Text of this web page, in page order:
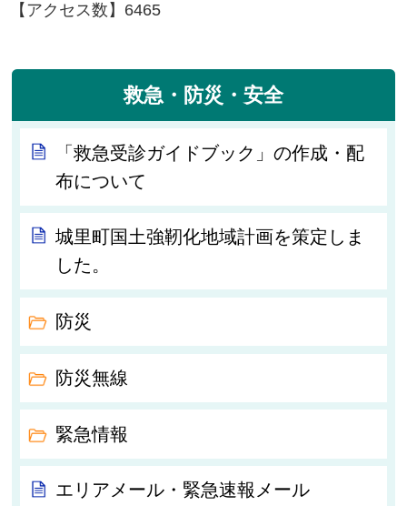
【アクセス数】 6465
救急・防災・安全
「救急受診ガイドブック」の作成・配
布について
城里町国土強靭化地域計画を策定しま
した。
防災
防災無線
緊急情報
エリアメール・緊急速報メール